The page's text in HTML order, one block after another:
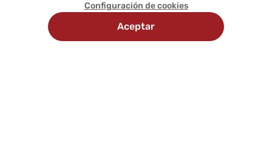
Configuración de cookies
Aceptar